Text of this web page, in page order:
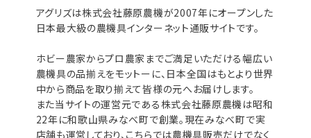
アグリズは株式会社藤原農機が2007年にオープンした
日本最大級の農機具インターネット通販サイトです。
ホビー農家からプロ農家までご満足いただける幅広い
農機具の品揃えをモットーに、日本全国はもとより世界
中から商品を取り揃えて皆様の元へお届けします。
また当サイトの運営元である株式会社藤原農機は昭和
22年に和歌山県みなべ町で創業。現在みなべ町で実
店舗も運営しており、こちらでは農機具販売だけでなく